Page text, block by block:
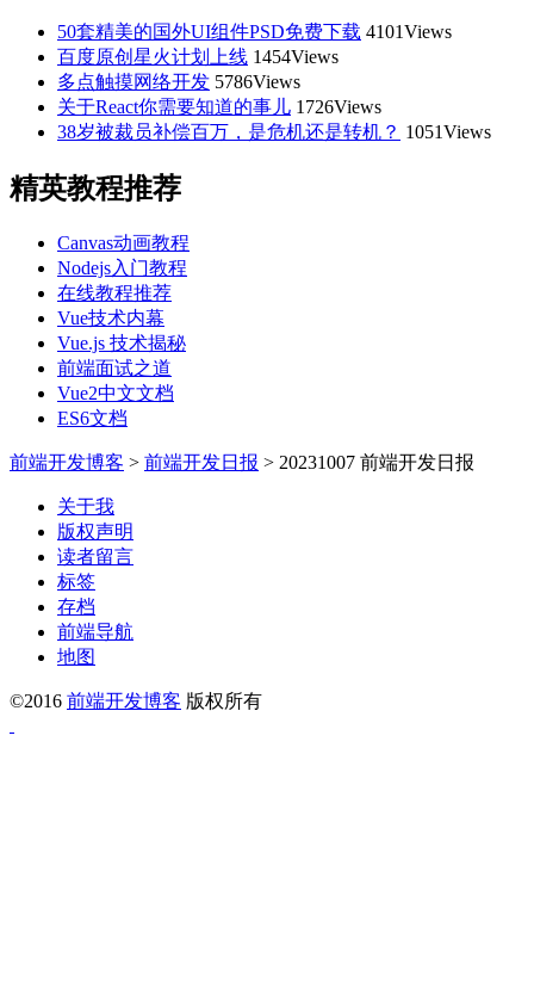
50套精美的国外UI组件PSD免费下载 4101Views
百度原创星火计划上线 1454Views
多点触摸网络开发 5786Views
关于React你需要知道的事儿 1726Views
38岁被裁员补偿百万，是危机还是转机？ 1051Views
精英教程推荐
Canvas动画教程
Nodejs入门教程
在线教程推荐
Vue技术内幕
Vue.js 技术揭秘
前端面试之道
Vue2中文文档
ES6文档
前端开发博客 > 前端开发日报 > 20231007 前端开发日报
关于我
版权声明
读者留言
标签
存档
前端导航
地图
©2016 前端开发博客 版权所有